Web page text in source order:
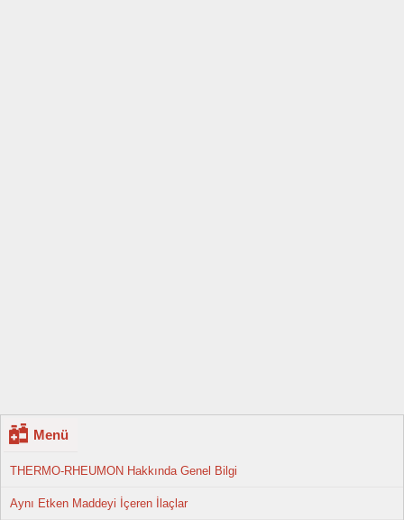
Menü
THERMO-RHEUMON Hakkında Genel Bilgi
Aynı Etken Maddeyi İçeren İlaçlar